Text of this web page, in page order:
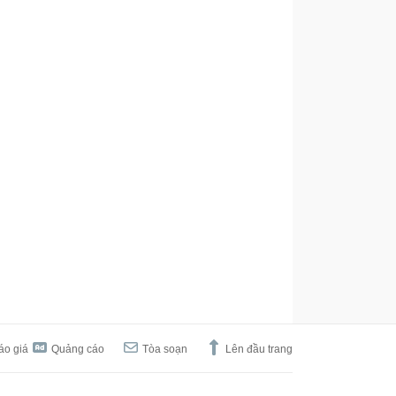
giá Quảng cáo Tòa soạn Lên đầu trang